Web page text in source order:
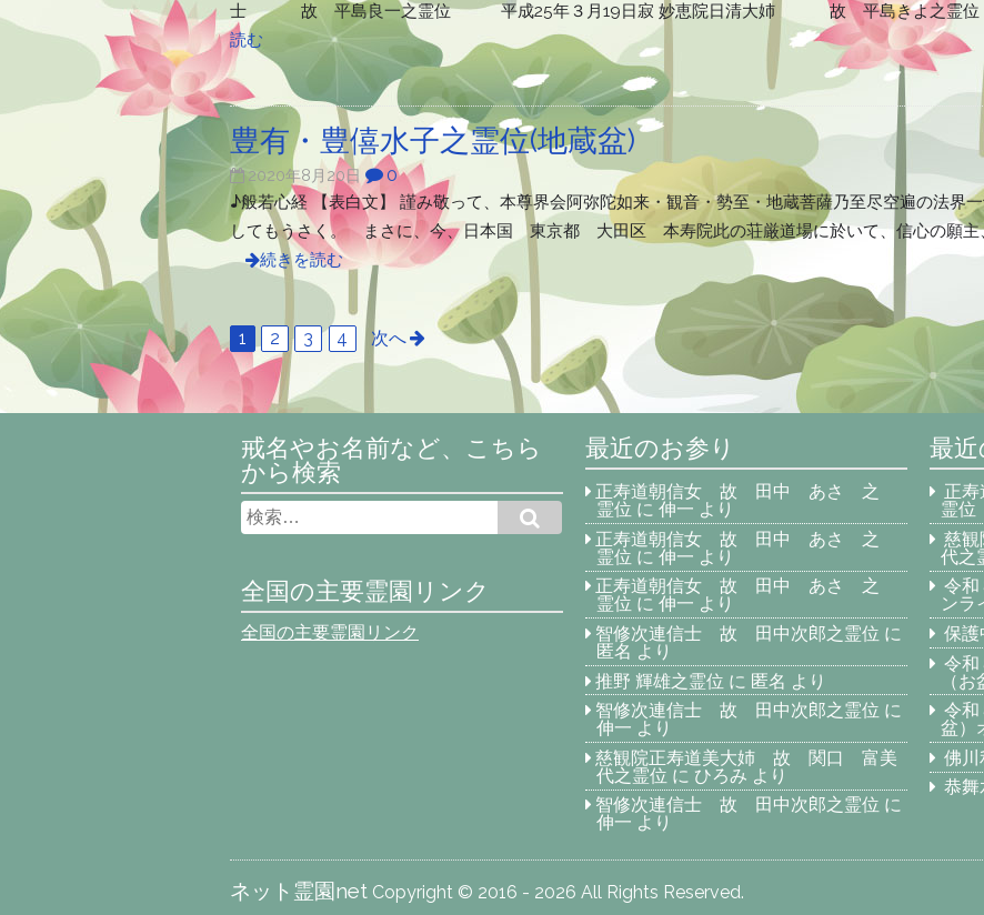
士 故 平島良一之霊位 平成25年３月19日寂 妙恵院日清大姉 故 平島きよ之
読む
豊有・豊僖水子之霊位(地蔵盆)
2020年8月20日 0
♪般若心経 【表白文】 謹み敬って、本尊界会阿弥陀如来・観音・勢至・地蔵菩薩乃至尽空遍の法界
してもうさく。 まさに、今、日本国 東京都 大田区 本寿院此の荘厳道場に於いて、信心の願主
続きを読む
1 2 3 4 次へ
戒名やお名前など、こちら
から検索
最近のお参り
正寿道朝信女 故 田中 あさ 之
霊位 に 伸一 より
正寿道朝信女 故 田中 あさ 之
霊位 に 伸一 より
正寿道朝信女 故 田中 あさ 之
霊位 に 伸一 より
智修次連信士 故 田中次郎之霊位 に
匿名 より
推野 輝雄之霊位 に 匿名 より
智修次連信士 故 田中次郎之霊位 に
伸一 より
慈観院正寿道美大姉 故 関口 富美
代之霊位 に ひろみ より
智修次連信士 故 田中次郎之霊位 に
伸一 より
最
正
霊位
慈
代之
令
ンラ
保護
令和
（
令和
盆）
佛川
恭舞
全国の主要霊園リンク
全国の主要霊園リンク
ネット霊園net Copyright © 2016 - 2026 All Rights Reserved.